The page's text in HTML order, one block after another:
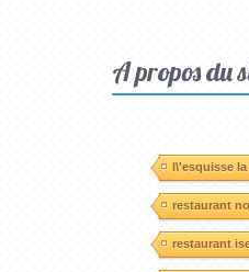
A propos du
l\'esquisse
restaurant
restaurant